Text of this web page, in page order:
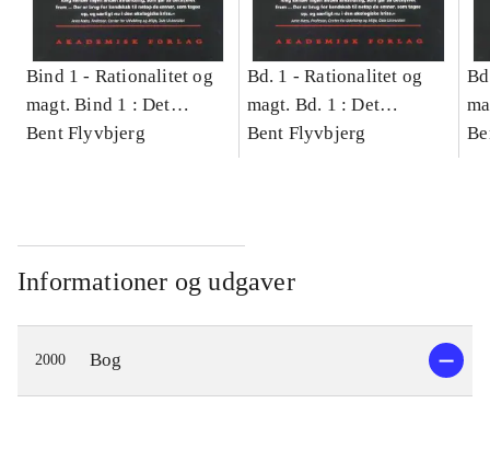
Bind 1 - Rationalitet og
magt. Bind 1 : Det
konkretes videnskab
Bent Flyvbjerg
Bd. 1 -Rationalitet og
magt. Bd. 1 : Det
konkretes videnskab
Bent Flyvbjerg
Informationer og udgaver
2000 Bog